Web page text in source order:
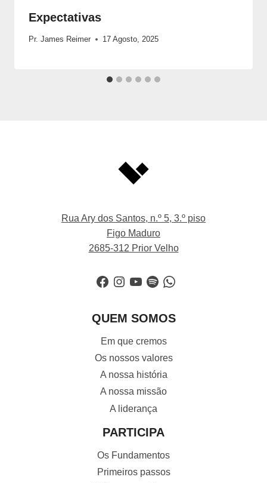
Expectativas
Pr. James Reimer 17 Agosto, 2025
Rua Ary dos Santos, n.º 5, 3.º piso
Figo Maduro
2685-312 Prior Velho
Facebook
Instagram
YouTube
SpotifyWhatsApp
QUEM SOMOS
Em que cremos
Os nossos valores
A nossa história
A nossa missão
A liderança
PARTICIPA
Os Fundamentos
Primeiros passos